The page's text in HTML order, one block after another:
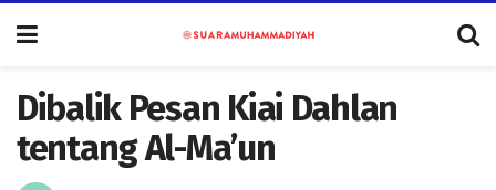
Dibalik Pesan Kiai Dahlan
tentang Al-Ma’un